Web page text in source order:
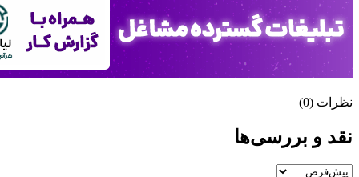
نظرات (0)
نقد و بررسی‌ها